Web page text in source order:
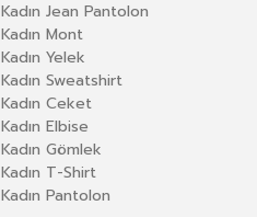
Kadın Jean Pantolon
Kadın Mont
Kadın Yelek
Kadın Sweatshirt
Kadın Ceket
Kadın Elbise
Kadın Gömlek
Kadın T-Shirt
Kadın Pantolon